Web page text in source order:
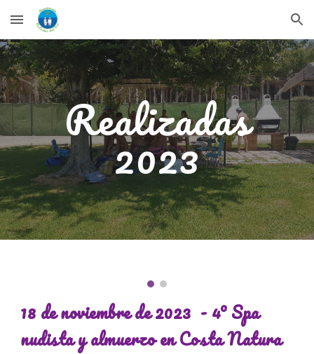
Skip to main content Skip to navigation
Realizadas
2023
18 denoviembrede 2023 - 4ºSpa
nudista yalmuerzo enCosta Natura